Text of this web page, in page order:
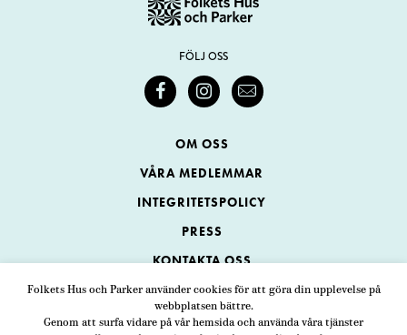
Folkets Hus och Parker använder cookies för att göra din upplevelse på
webbplatsen bättre.
Genom att surfa vidare på vår hemsida och använda våra tjänster
FÖLJ OSS
OM OSS
VÅRA MEDLEMMAR
INTEGRITETSPOLICY
PRESS
KONTAKTA OSS
Folkets Hus och Parker